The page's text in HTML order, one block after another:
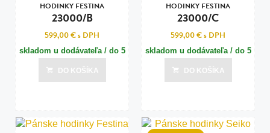
HODINKY FESTINA
23000/B
599,00 €s DPH
skladom u dodávateľa / do 5
dní
Posledná aktualizácia dnes o 07:00
DO KOŠÍKA
HODINKY FESTINA
23000/C
599,00 €s DPH
skladom u dodávateľa / do 5
dní
Posledná aktualizácia dnes o 07:00
DO KOŠÍKA